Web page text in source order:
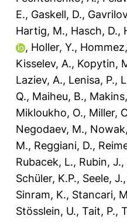
E., Gaskell, D.,
Hartig, M., Hasch, D.,
, Holler, Y.,
Kisselev, A., Kopytin,
Laziev, A., Lenisa, P.,
Q., Maiheu, B.,
Mikloukho, O., Miller,
Negodaev, M.,
M., Reggiani, D.,
Rubacek, L., Rubin, J.,
Schüler, K.P., Seele, J.,
Sinram, K., Stancari,
Stösslein, U., Tait, P.,